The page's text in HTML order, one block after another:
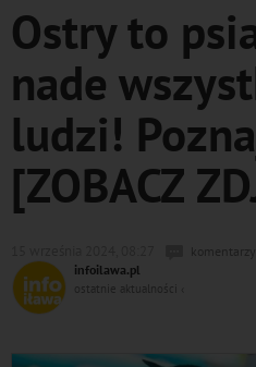
Ostry to
nade
ludzi!
[ZOBACZ
infoilawa.pl
ostatnie aktualności ‹